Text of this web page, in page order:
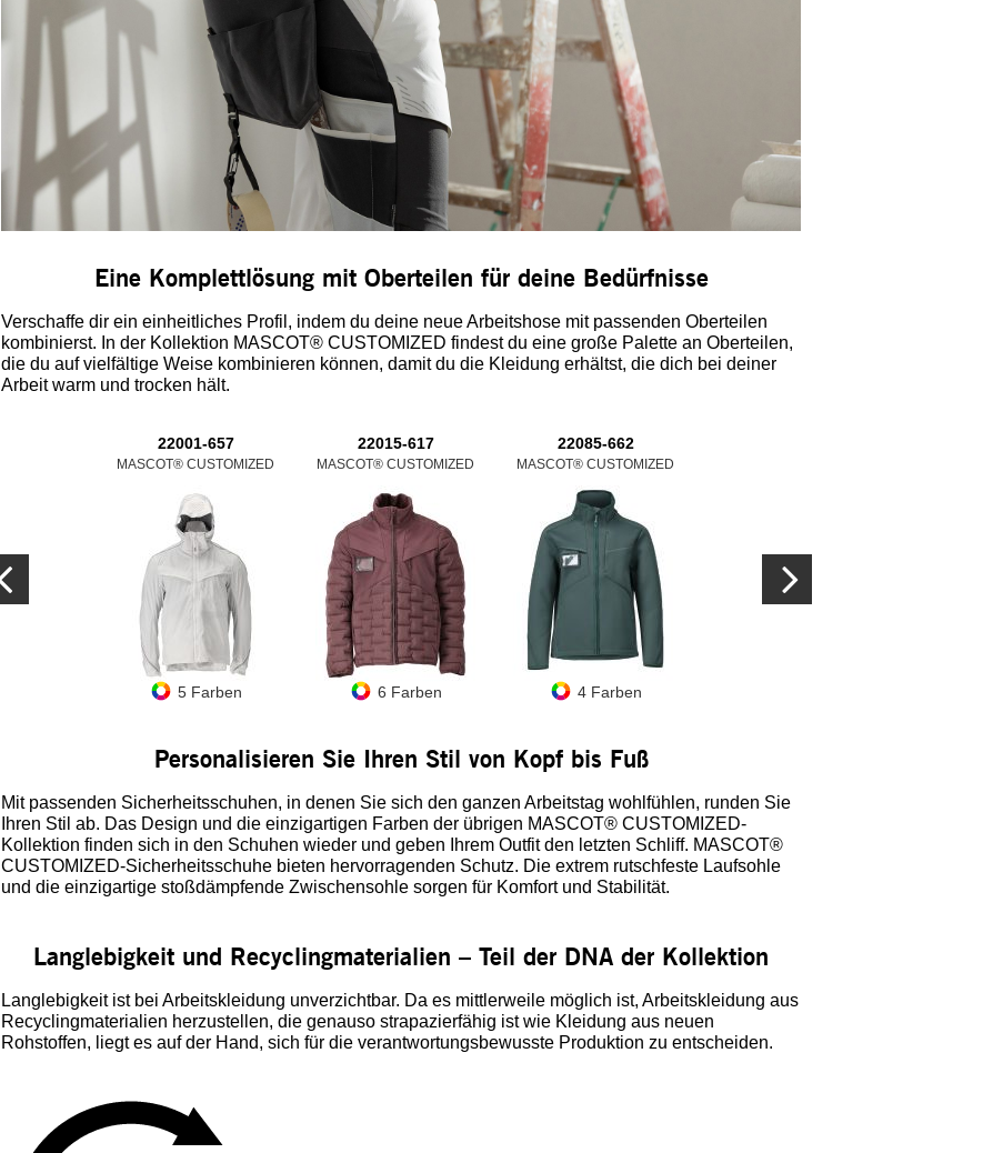
Eine Komplettlösung mit Oberteilen für deine Bedürfnisse
Verschaffe dir ein einheitliches Profil, indem du deine neue Arbeitshose mit passenden Oberteilen
kombinierst. In der Kollektion MASCOT® CUSTOMIZED findest du eine große Palette an Oberteilen,
die du auf vielfältige Weise kombinieren können, damit du die Kleidung erhältst, die dich bei deiner
Arbeit warm und trocken hält.
22001-657
MASCOT® CUSTOMIZED
5 Farben
22015-617
MASCOT® CUSTOMIZED
6 Farben
22085-662
MASCOT® CUSTOMIZED
4 Farben
Personalisieren Sie Ihren Stil von Kopf bis Fuß
Mit passenden Sicherheitsschuhen, in denen Sie sich den ganzen Arbeitstag wohlfühlen, runden Sie
Ihren Stil ab. Das Design und die einzigartigen Farben der übrigen MASCOT® CUSTOMIZED-
Kollektion finden sich in den Schuhen wieder und geben Ihrem Outfit den letzten Schliff. MASCOT®
CUSTOMIZED-Sicherheitsschuhe bieten hervorragenden Schutz. Die extrem rutschfeste Laufsohle
und die einzigartige stoßdämpfende Zwischensohle sorgen für Komfort und Stabilität.
Langlebigkeit und Recyclingmaterialien – Teil der DNA der Kollektion
Langlebigkeit ist bei Arbeitskleidung unverzichtbar. Da es mittlerweile möglich ist, Arbeitskleidung aus
Recyclingmaterialien herzustellen, die genauso strapazierfähig ist wie Kleidung aus neuen
Rohstoffen, liegt es auf der Hand, sich für die verantwortungsbewusste Produktion zu entscheiden.